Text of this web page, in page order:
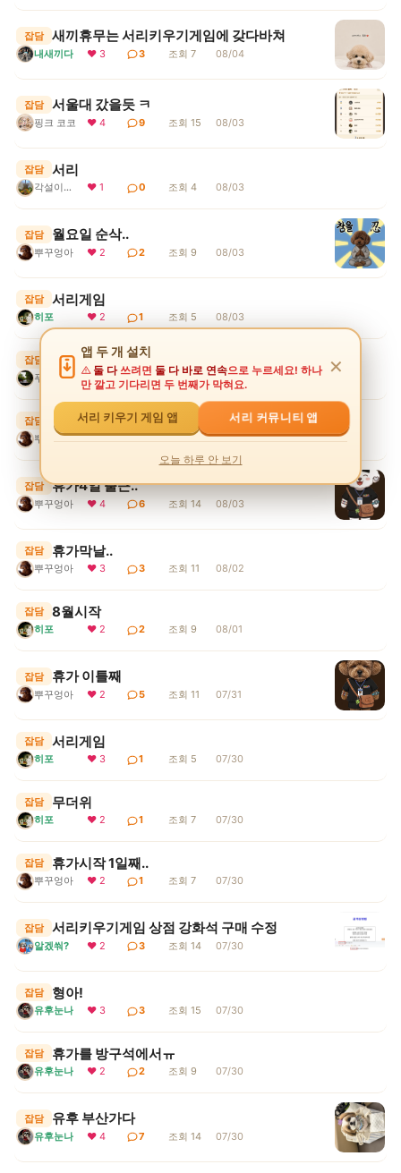
잡담 새끼휴무는 서리키우기게임에 갖다바쳐
내새끼다 ❤ 3 3 조회 7 08/04
잡담 서울대 갔을듯 ㅋ
핑크 코코 ❤ 4 9 조회 15 08/03
잡담 서리
각설이지요 ❤ 1 0 조회 4 08/03
잡담 월요일 순삭..
뿌꾸엉아 ❤ 2 2 조회 9 08/03
잡담 서리게임
히포 ❤ 2 1 조회 5 08/03
잡담 서리 더위 조심~~
푸르름 ❤ 2 1 조회 7 08/03
잡담 월요일 굿모닝
뿌꾸엉아 ❤ 2 4 조회 8 08/03
잡담 휴가4일 출근..
뿌꾸엉아 ❤ 4 6 조회 14 08/03
잡담 휴가막날..
뿌꾸엉아 ❤ 3 3 조회 11 08/02
잡담 8월시작
히포 ❤ 2 2 조회 9 08/01
잡담 휴가 이틀째
뿌꾸엉아 ❤ 2 5 조회 11 07/31
잡담 서리게임
히포 ❤ 3 1 조회 5 07/30
잡담 무더위
히포 ❤ 2 1 조회 7 07/30
잡담 휴가시작 1일째..
뿌꾸엉아 ❤ 2 1 조회 7 07/30
잡담 서리키우기게임 상점 강화석 구매 수정
알겠쒀? ❤ 2 3 조회 14 07/30
잡담 형아!
유후눈나 ❤ 3 3 조회 15 07/30
잡담 휴가를 방구석에서ㅠ
유후눈나 ❤ 2 2 조회 9 07/30
잡담 유후 부산가다
유후눈나 ❤ 4 7 조회 14 07/30
앱 두 개 설치
둘 다쓰려면 둘 다 바로 연속으로 누르세요! 하나
만 깔고 기다리면 두 번째가 막혀요.
✕
서리 키우기 게임 앱 서리 커뮤니티 앱
오늘 하루 안 보기